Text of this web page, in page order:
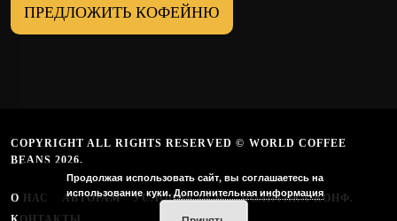
ПРЕДЛОЖИТЬ КОФЕЙНЮ
COPYRIGHT ALL RIGHTS RESERVED © WORLD COFFEE
BEANS 2026.
О НАС АВТОРАМ УСЛОВИЯ ИСП.
ПОЛИТИКА КОНФ.
Продолжая использовать сайт, вы соглашаетесь на
использование куки.Дополнительная информация